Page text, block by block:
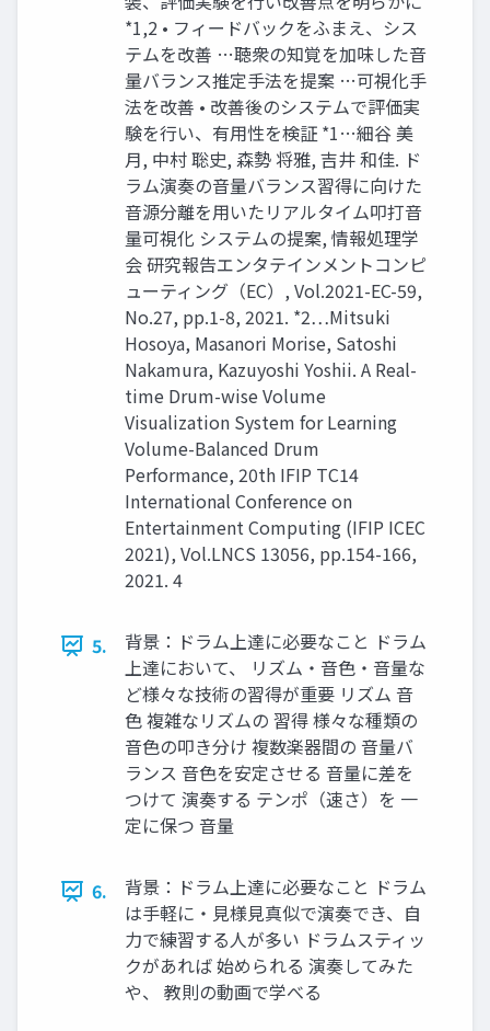
*1,2 • フィードバックをふまえ、シス
テムを改善 …聴衆の知覚を加味した音
量バランス推定手法を提案 …可視化手
法を改善 • 改善後のシステムで評価実
験を行い、有用性を検証 *1…細谷 美
月, 中村 聡史, 森勢 将雅, 吉井 和佳. ド
ラム演奏の音量バランス習得に向けた
音源分離を用いたリアルタイム叩打音
量可視化 システムの提案, 情報処理学
会 研究報告エンタテインメントコンピ
ューティング（EC）, Vol.2021-EC-59,
No.27, pp.1-8, 2021. *2…Mitsuki
Hosoya, Masanori Morise, Satoshi
Nakamura, Kazuyoshi Yoshii. A Real-
time Drum-wise Volume
Visualization System for Learning
Volume-Balanced Drum
Performance, 20th IFIP TC14
International Conference on
Entertainment Computing (IFIP ICEC
2021), Vol.LNCS 13056, pp.154-166,
2021. 4
5.
背景：ドラム上達に必要なこと ドラム
上達において、 リズム・音色・音量な
ど様々な技術の習得が重要 リズム 音
色 複雑なリズムの 習得 様々な種類の
音色の叩き分け 複数楽器間の 音量バ
ランス 音色を安定させる 音量に差を
つけて 演奏する テンポ（速さ）を 一
定に保つ 音量
6.
背景：ドラム上達に必要なこと ドラム
は手軽に・見様見真似で演奏でき、自
力で練習する人が多い ドラムスティッ
クがあれば 始められる 演奏してみた
や、 教則の動画で学べる